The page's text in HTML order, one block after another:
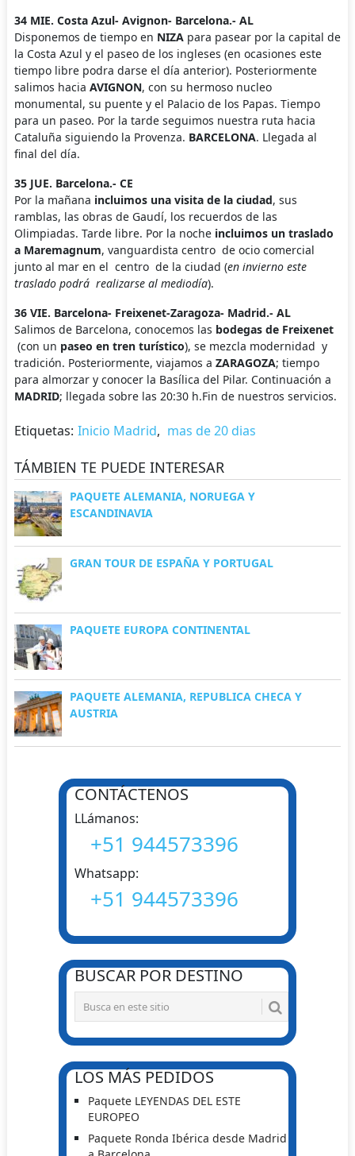
34 MIE. Costa Azul- Avignon- Barcelona.- AL
Disponemos de tiempo en NIZApara pasear por la capital de
la Costa Azul y el paseo de los ingleses (en ocasiones este
tiempo libre podra darse el día anterior). Posteriormente
salimos hacia AVIGNON, con su hermoso nucleo
monumental, su puente y el Palacio de los Papas. Tiempo
para un paseo. Por la tarde seguimos nuestra ruta hacia
Cataluña siguiendo la Provenza. BARCELONA. Llegada al
final del día.
35 JUE. Barcelona.- CE
Por la mañana incluimos una visita de la ciudad, sus
ramblas, las obras de Gaudí, los recuerdos de las
Olimpiadas. Tarde libre. Por la noche incluimos un traslado
a Maremagnum, vanguardista centro de ocio comercial
junto al mar en el centro de la ciudad (en invierno este
traslado podrá realizarse al mediodía).
36 VIE. Barcelona- Freixenet-Zaragoza- Madrid.- AL
Salimos de Barcelona, conocemos las bodegas de Freixenet
(con un paseo en tren turístico), se mezcla modernidad y
tradición. Posteriormente, viajamos a ZARAGOZA; tiempo
para almorzar y conocer la Basílica del Pilar. Continuación a
MADRID; llegada sobre las 20:30 h.Fin de nuestros servicios.
Etiquetas: Inicio Madrid, mas de 20 dias
TÁMBIEN TE PUEDE INTERESAR
PAQUETE ALEMANIA, NORUEGA Y
ESCANDINAVIA
GRAN TOUR DE ESPAÑA Y PORTUGAL
PAQUETE EUROPA CONTINENTAL
PAQUETE ALEMANIA, REPUBLICA CHECA Y
AUSTRIA
CONTÁCTENOS
LLámanos:
+51 944573396
Whatsapp:
+51 944573396
BUSCAR POR DESTINO
LOS MÁS PEDIDOS
Paquete LEYENDAS DEL ESTE
EUROPEO
Paquete Ronda Ibérica desde Madrid